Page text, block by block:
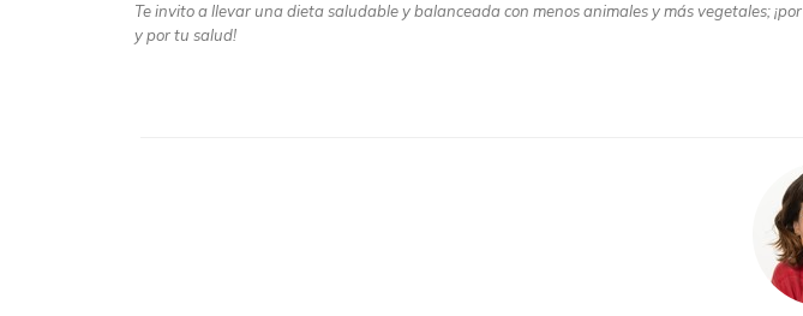
Te invito a llevar una dieta saludable y balanceada con menos animales y más vegetales;
y por tu salud!